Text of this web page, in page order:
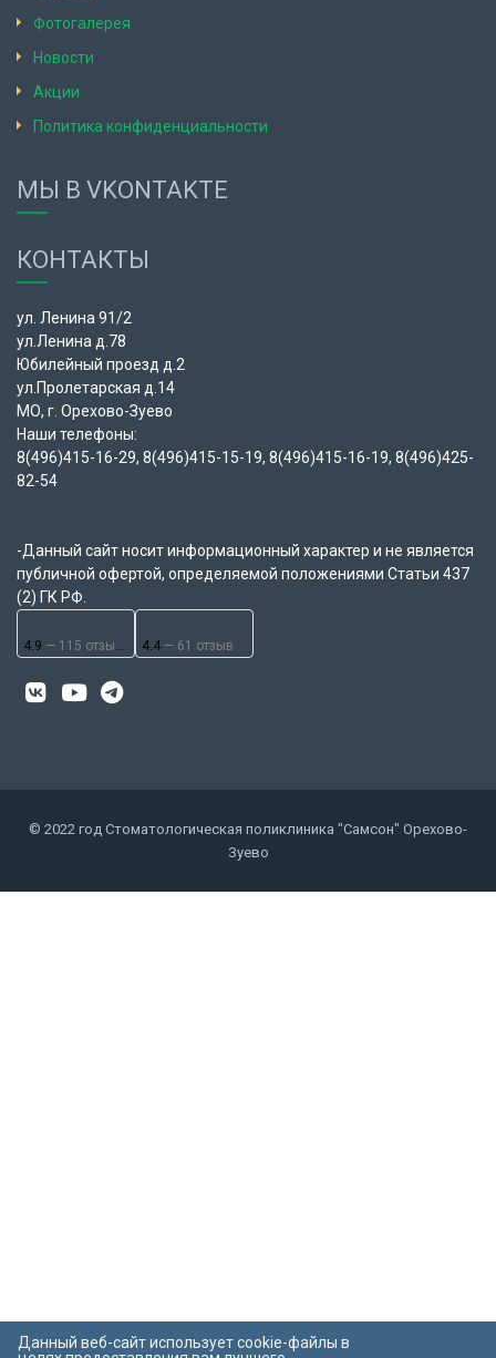
Фотогалерея
Новости
Акции
Политика конфиденциальности
МЫ В VKONTAKTE
КОНТАКТЫ
ул. Ленина 91/2
ул.Ленина д.78
Юбилейный проезд д.2
ул.Пролетарская д.14
МО, г. Орехово-Зуево
Наши телефоны:
8(496)415-16-29, 8(496)415-15-19, 8(496)415-16-19, 8(496)425-
82-54
-Данный сайт носит информационный характер и не является
публичной офертой, определяемой положениями Статьи 437
(2) ГК РФ.
4.9 — 115 отзывов 4.4 — 61 отзыв
© 2022 год Стоматологическая поликлиника "Самсон" Орехово-
Зуево
Данный веб-сайт использует cookie-файлы в